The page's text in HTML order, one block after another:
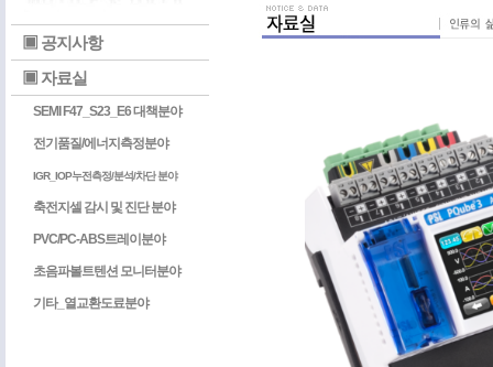
▣ 공지사항
▣ 자료실
SEMI F47_S23_E6 대책분야
전기품질/에너지측정분야
IGR_IOP누전측정/분석/차단 분야
축전지셀 감시 및 진단 분야
PVC/PC-ABS트레이분야
초음파볼트텐션 모니터분야
기타_열교환도료분야